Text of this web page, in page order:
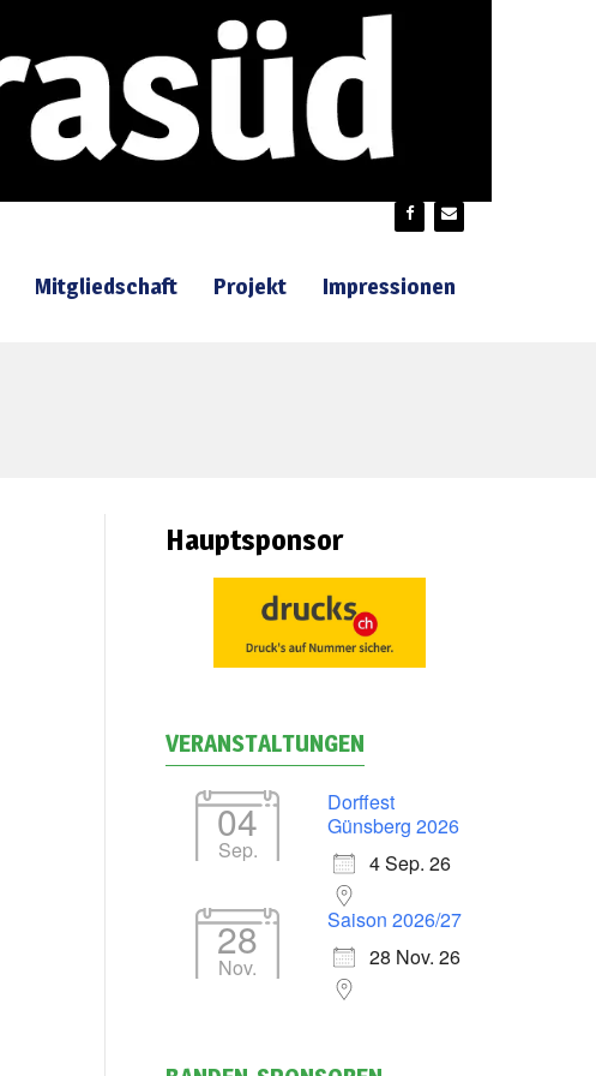
Mitgliedschaft Projekt Impressionen
Hauptsponsor
VERANSTALTUNGEN
04
Sep.
Dorffest
Günsberg 2026
4 Sep. 26
28
Nov.
Saison 2026/27
28 Nov. 26